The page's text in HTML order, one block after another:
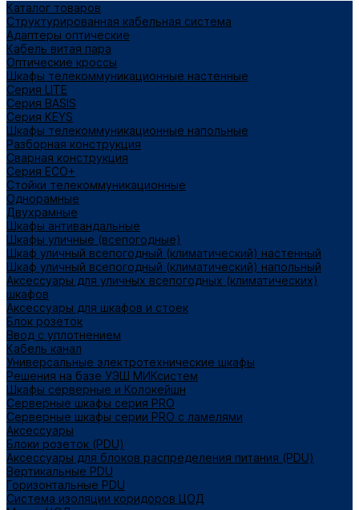
Каталог товаров
Структурированная кабельная система
Адаптеры оптические
Кабель витая пара
Оптические кроссы
Шкафы телекоммуникационные настенные
Cерия LITE
Cерия BASIS
Cерия KEYS
Шкафы телекоммуникационные напольные
Разборная конструкция
Сварная конструкция
Серия ECO+
Стойки телекоммуникационные
Однорамные
Двухрамные
Шкафы антивандальные
Шкафы уличные (всепогодные)
Шкаф уличный всепогодный (климатический) настенный
Шкаф уличный всепогодный (климатический) напольный
Аксессуары для уличных всепогодных (климатических)
шкафов
Аксессуары для шкафов и стоек
Блок розеток
Ввод с уплотнением
Кабель канал
Универсальные электротехнические шкафы
Решения на базе УЭШ МИКсистем
Шкафы серверные и Колокейшн
Серверные шкафы серия PRO
Серверные шкафы серии PRO с ламелями
Аксессуары
Блоки розеток (PDU)
Аксессуары для блоков распределения питания (PDU)
Вертикальные PDU
Горизонтальные PDU
Система изоляции коридоров ЦОД